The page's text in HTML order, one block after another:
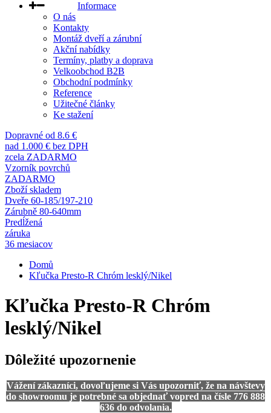
Informace
O nás
Kontakty
Montáž dveří a zárubní
Akční nabídky
Termíny, platby a doprava
Velkoobchod B2B
Obchodní podmínky
Reference
Užitečné články
Ke stažení
Dopravné od 8.6 €
nad 1.000 € bez DPH
zcela ZADARMO
Vzorník povrchů
ZADARMO
Zboží skladem
Dveře 60-185/197-210
Zárubně 80-640mm
Predĺžená
záruka
36 mesiacov
Domů
Kľučka Presto-R Chróm lesklý/Nikel
Kľučka Presto-R Chróm
lesklý/Nikel
Dôležité upozornenie
Vážení zákazníci, dovoľujeme si Vás upozorniť, že na návštevy
do showroomu je potrebné sa objednať vopred na čísle 776 888
636 do odvolania.